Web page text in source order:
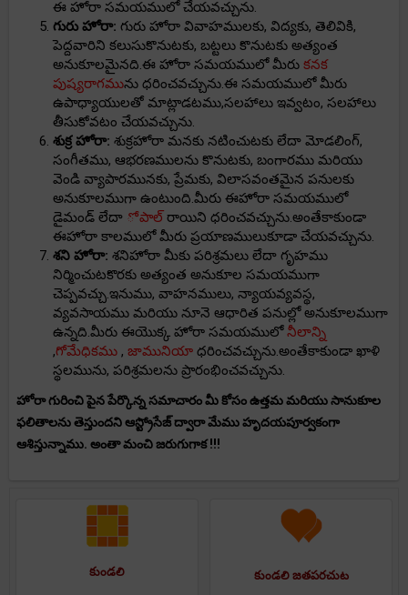
ఈ హోరా సమయములో చేయవచ్చును.
గురు హోరా: గురు హోరా వివాహములకు, విద్యకు, తెలివికి,
పెద్దవారిని కలుసుకొనుటకు, బట్టలు కొనుటకు అత్యంత
అనుకూలమైనది.ఈ హోరా సమయములో మీరు కనక
పుష్యరాగమును ధరించవచ్చును.ఈ సమయములో మీరు
ఉపాధ్యాయులతో మాట్లాడటము,సలహాలు ఇవ్వటం, సలహాలు
తీసుకోవటం చేయవచ్చును.
శుక్ర హోరా: శుక్రహోరా మనకు నటించుటకు లేదా మోడలింగ్,
సంగీతము, ఆభరణములను కొనుటకు, బంగారము మరియు
వెండి వ్యాపారమునకు, ప్రేమకు, విలాసవంతమైన పనులకు
అనుకూలముగా ఉంటుంది.మీరు ఈహోరా సమయములో
డైమండ్ లేదా ోపాల్ రాయిని ధరించవచ్చును.అంతేకాకుండా
ఈహోరా కాలములో మీరు ప్రయాణములుకూడా చేయవచ్చును.
శని హోరా: శనిహోరా మీకు పరిశ్రమలు లేదా గృహము
నిర్మించుటకొరకు అత్యంత అనుకూల సమయముగా
చెప్పవచ్చు.ఇనుము, వాహనములు, న్యాయవ్యవస్థ,
వ్యవసాయము మరియు నూనె ఆధారిత పనుల్లో అనుకూలముగా
ఉన్నది.మీరు ఈయొక్క హోరా సమయములోనీలాన్ని
,గోమేధికము , జామునియా ధరించవచ్చును.అంతేకాకుండా ఖాళి
స్థలమును, పరిశ్రమలను ప్రారంభించవచ్చును.
హోరా గురించి పైన పేర్కొన్న సమాచారం మీ కోసం ఉత్తమ మరియు సానుకూల
ఫలితాలను తెస్తుందని ఆస్ట్రోసేజ్ ద్వారా మేము హృదయపూర్వకంగా
ఆశిస్తున్నాము. అంతా మంచి జరుగుగాక !!!
కుండలి కుండలి జతపరచుట